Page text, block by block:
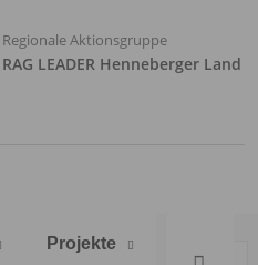
Regionale Aktionsgruppe
RAG LEADER Henneberger Land
Projekte